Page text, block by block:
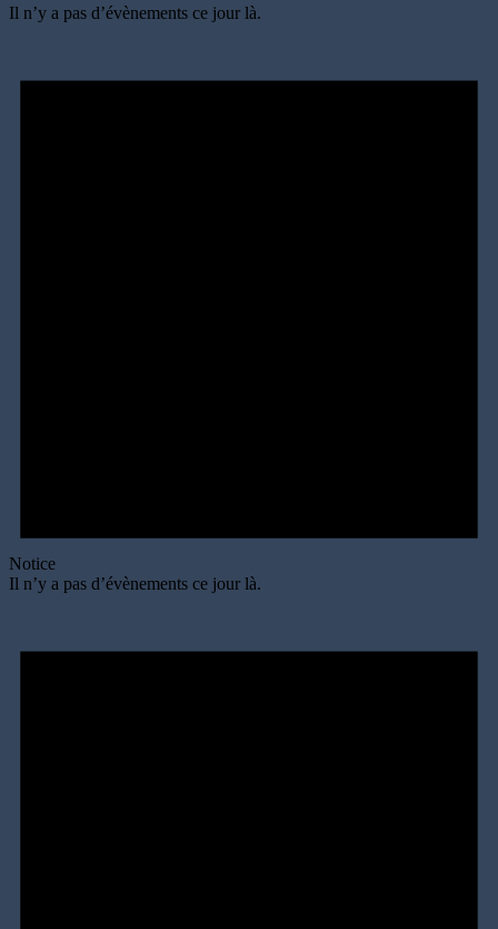
Il n’y a pas d’évènements ce jour là.
Notice
Il n’y a pas d’évènements ce jour là.